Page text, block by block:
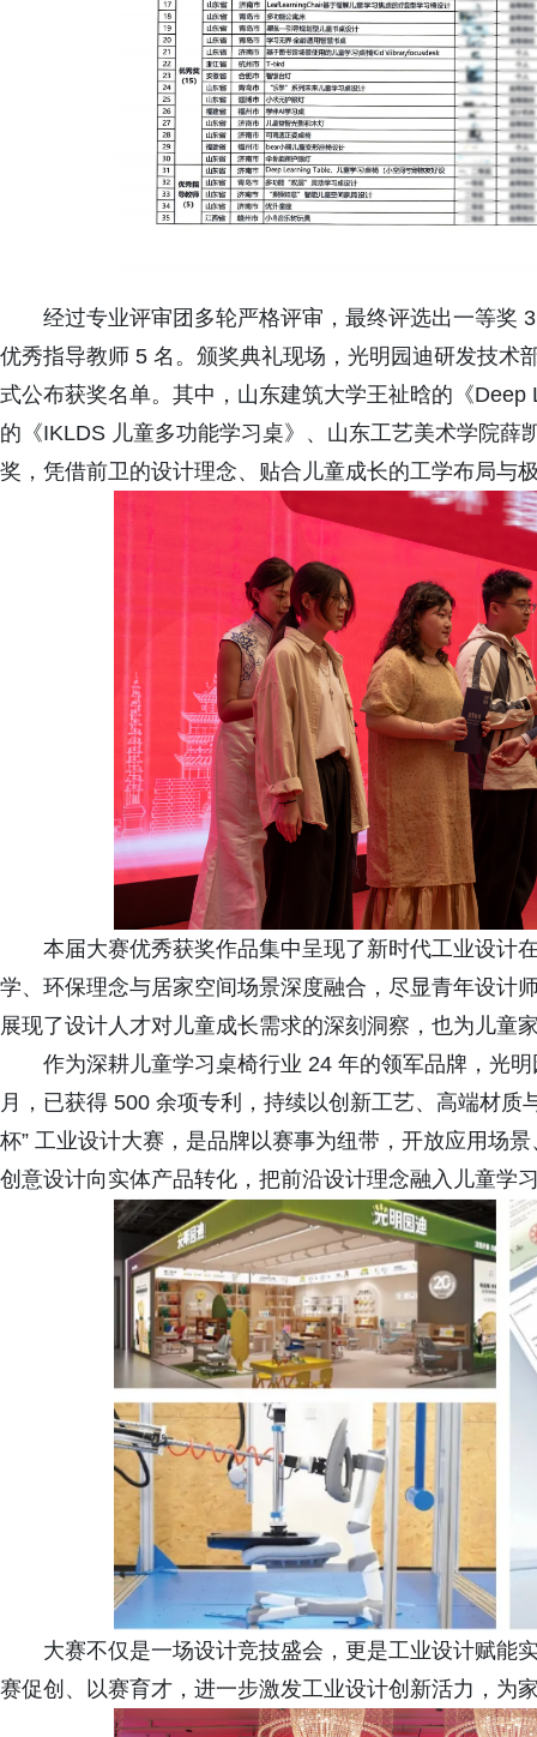
经过专业评审团多轮严格评审，最终评选出一等奖
优秀指导教师 5 名。颁奖典礼现场，光明园迪研发技术
式公布获奖名单。其中，山东建筑大学王祉晗的《
的《IKLDS 儿童多功能学习桌》、山东工艺美术学院薛
奖，凭借前卫的设计理念、贴合儿童成长的工学布局与
本届大赛优秀获奖作品集中呈现了新时代工业设计
学、环保理念与居家空间场景深度融合，尽显青年设计
展现了设计人才对儿童成长需求的深刻洞察，也为儿童
作为深耕儿童学习桌椅行业 24 年的领军品牌，光
月，已获得 500 余项专利，持续以创新工艺、高端材
杯” 工业设计大赛，是品牌以赛事为纽带，开放应用场
创意设计向实体产品转化，把前沿设计理念融入儿童学
大赛不仅是一场设计竞技盛会，更是工业设计赋能
赛促创、以赛育才，进一步激发工业设计创新活力，为